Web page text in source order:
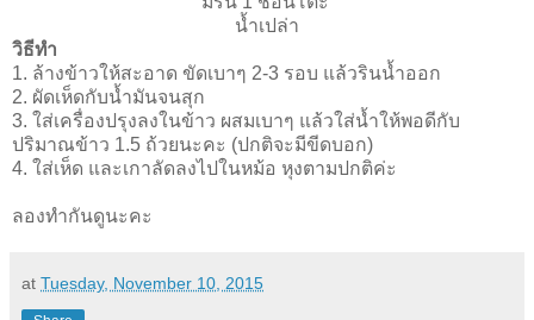
นํ้าเปล่า
วิธีทำ
1. ล้างข้าวให้สะอาด ขัดเบาๆ 2-3 รอบ แล้วรินนํ้าออก
2. ผัดเห็ดกับนํ้ามันจนสุก
3. ใส่เครื่องปรุงลงในข้าว ผสมเบาๆ แล้วใส่นํ้าให้พอดีกับ
ปริมาณข้าว 1.5 ถ้วยนะคะ (ปกติจะมีขีดบอก)
4. ใส่เห็ด และเกาลัดลงไปในหม้อ หุงตามปกติค่ะ
ลองทำกันดูนะคะ
at Tuesday, November 10, 2015